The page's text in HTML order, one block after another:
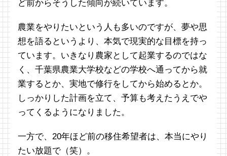
ど前からそうした傾向が続いています。
農業をやりたいという人も多いのですが、夢や思
想を語るというより、本気で現実的な目標を持っ
ています。いきなり農家として起業するのではな
く、千葉県農業大学校などの学校へ通ってから就
業するとか、実地で修行をしてから始めるとか。
しっかりした計画を立て、予算も考えたうえでや
ってくるようになりました。
一方で、20年ほど前の移住希望者は、本当にやり
たい放題で（笑）。